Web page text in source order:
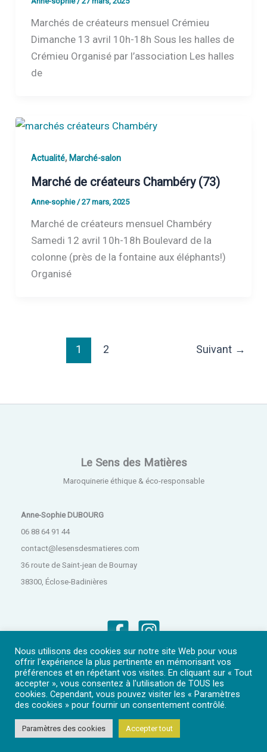
Marchés de créateurs mensuel Crémieu
Dimanche 13 avril 10h-18h Sous les halles de
Crémieu Organisé par l’association Les halles
de
Actualité, Marché-salon
Marché de créateurs Chambéry (73)
Anne-sophie /27 mars, 2025
Marché de créateurs mensuel Chambéry
Samedi 12 avril 10h-18h Boulevard de la
colonne (près de la fontaine aux éléphants!)
Organisé
1 2 Suivant →
Le Sens des Matières
Maroquinerie éthique & éco-responsable
Anne-Sophie DUBOURG
06 88 64 91 44
contact@lesensdesmatieres.com
36 route de Saint-jean de Bournay
38300, Éclose-Badinières
Mentions légales •Gestion des cookies• CGV
Copyright © 2026 • Le Sens des Matières
Nous utilisons des cookies sur notre site Web pour vous
offrir l'expérience la plus pertinente en mémorisant vos
préférences et en répétant vos visites. En cliquant sur « Tout
accepter », vous consentez à l'utilisation de TOUS les
cookies. Cependant, vous pouvez visiter les « Paramètres
des cookies » pour fournir un consentement contrôlé.
Paramètres des cookies Accepter tout